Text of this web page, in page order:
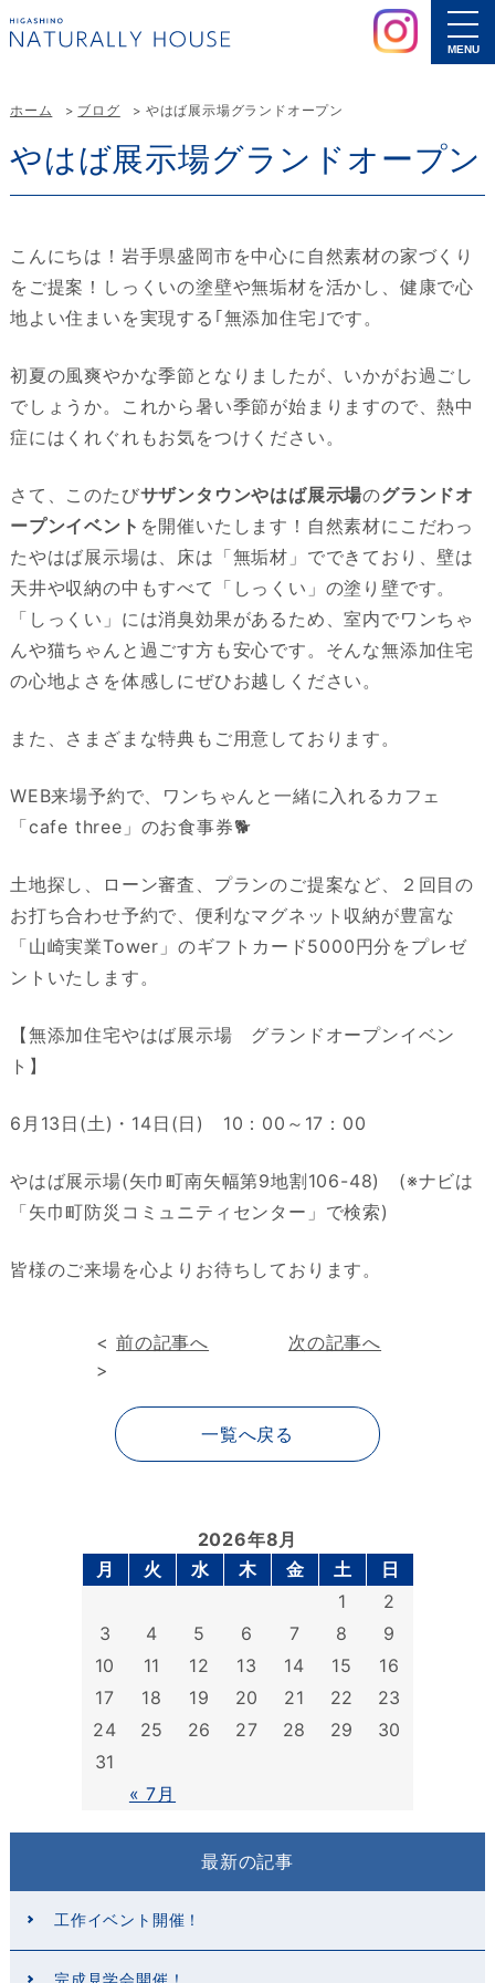
MENU
ホーム ブログ やはば展示場グランドオープン
やはば展示場グランドオープン
こんにちは！岩手県盛岡市を中心に自然素材の家づくり
をご提案！しっくいの塗壁や無垢材を活かし、健康で心
地よい住まいを実現する｢無添加住宅｣です。
初夏の風爽やかな季節となりましたが、いかがお過ごし
でしょうか。これから暑い季節が始まりますので、熱中
症にはくれぐれもお気をつけください。
さて、このたびサザンタウンやはば展示場のグランドオ
ープンイベント を開催いたします！自然素材にこだわっ
たやはば展示場は、床は「無垢材」でできており、壁は
天井や収納の中もすべて「しっくい」の塗り壁です。
「しっくい」には消臭効果があるため、室内でワンちゃ
んや猫ちゃんと過ごす方も安心です。そんな無添加住宅
の心地よさを体感しにぜひお越しください。
また、さまざまな特典もご用意しております。
WEB来場予約で、ワンちゃんと一緒に入れるカフェ
「cafe three」のお食事券🐕
土地探し、ローン審査、プランのご提案など、２回目の
お打ち合わせ予約で、便利なマグネット収納が豊富な
「山崎実業Tower」のギフトカード5000円分をプレゼ
ントいたします。
【無添加住宅やはば展示場 グランドオープンイベン
ト】
6月13日(土)・14日(日) 10：00～17：00
やはば展示場(矢巾町南矢幅第9地割106-48) (※ナビは
「矢巾町防災コミュニティセンター」で検索)
皆様のご来場を心よりお待ちしております。
<前の記事へ
次の記事へ
>
一覧へ戻る
2026年8月
月
火 水 木 金 土 日
« 7月
1
2
3
4 5 6 7 8
9
10
11 12 13 14 15
16
17
18 19 20 21 22
23
24
25 26 27 28 29
30
31
最新の記事
工作イベント開催！